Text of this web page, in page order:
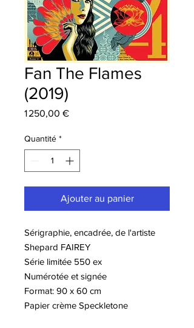
Fan The Flames
(2019)
1 250,00 €Prix
Quantité *
Ajouter au panier
Sérigraphie, encadrée, de l'artiste
Shepard FAIREY
Série limitée 550 ex
Numérotée et signée
Format: 90 x 60 cm
Papier crème Speckletone